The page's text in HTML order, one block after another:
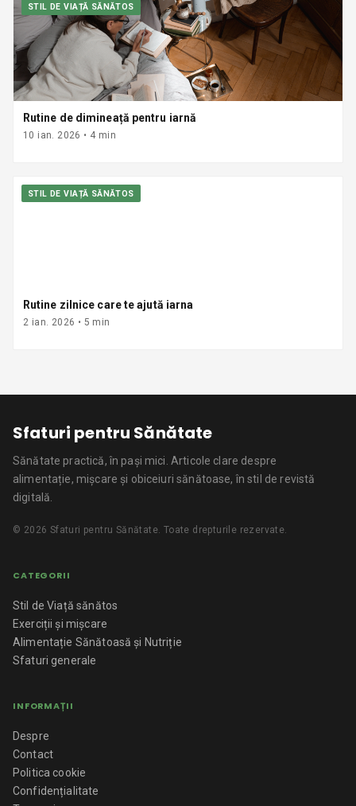
STIL DE VIAȚĂ SĂNĂTOS
Rutine de dimineață pentru iarnă
10 ian. 2026 • 4 min
STIL DE VIAȚĂ SĂNĂTOS
Rutine zilnice care te ajută iarna
2 ian. 2026 • 5 min
Sfaturi pentru Sănătate
Sănătate practică, în pași mici. Articole clare despre
alimentație, mișcare și obiceiuri sănătoase, în stil de revistă
digitală.
© 2026 Sfaturi pentru Sănătate. Toate drepturile rezervate.
CATEGORII
Stil de Viață sănătos
Exerciții și mișcare
Alimentație Sănătoasă și Nutriție
Sfaturi generale
INFORMAȚII
Despre
Contact
Politica cookie
Confidențialitate